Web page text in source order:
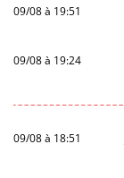
09/08 à 19:51
09/08 à 19:24
09/08 à 18:51